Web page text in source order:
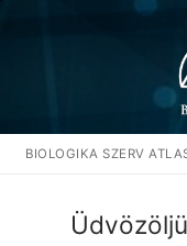
BIOLOGIKA SZERV